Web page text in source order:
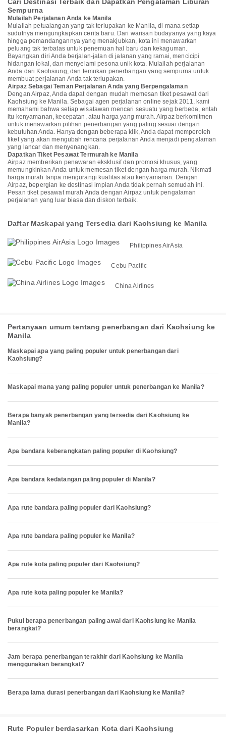
Sempurna
Mulailah Perjalanan Anda ke Manila
Mulailah petualangan yang tak terlupakan ke Manila, di mana setiap
sudutnya mengungkapkan cerita baru. Dari warisan budayanya yang kaya
hingga pemandangannya yang menakjubkan, kota ini menawarkan
peluang tak terbatas untuk penemuan hal baru dan kekaguman.
Bayangkan diri Anda berjalan-jalan di jalanan yang ramai, mencicipi
hidangan lokal, dan menyelami pesona unik kota. Mulailah perjalanan
Anda dari Kaohsiung, dan temukan penerbangan yang sempurna untuk
membuat perjalanan Anda tak terlupakan.
Airpaz Sebagai Teman Perjalanan Anda yang Berpengalaman
Dengan Airpaz, Anda dapat dengan mudah memesan tiket pesawat dari
Kaohsiung ke Manila. Sebagai agen perjalanan online sejak 2011, kami
memahami bahwa setiap wisatawan mencari sesuatu yang berbeda, entah
itu kenyamanan, kecepatan, atau harga yang murah. Airpaz berkomitmen
untuk menawarkan pilihan penerbangan yang paling sesuai dengan
kebutuhan Anda. Hanya dengan beberapa klik, Anda dapat memperoleh
tiket yang akan mengubah rencana perjalanan Anda menjadi pengalaman
yang lancar dan menyenangkan.
Dapatkan Tiket Pesawat Termurah ke Manila
Airpaz memberikan penawaran eksklusif dan promosi khusus, yang
memungkinkan Anda untuk memesan tiket dengan harga murah. Nikmati
harga murah tanpa mengurangi kualitas atau kenyamanan. Dengan
Airpaz, bepergian ke destinasi impian Anda tidak pernah semudah ini.
Pesan tiket pesawat murah Anda dengan Airpaz untuk pengalaman
perjalanan yang luar biasa dan diskon terbaik.
Daftar Maskapai yang Tersedia dari Kaohsiung ke Manila
Philippines AirAsia
Cebu Pacific
China Airlines
Pertanyaan umum tentang penerbangan dari Kaohsiung ke
Manila
Maskapai apa yang paling populer untuk penerbangan dari
Kaohsiung?
Maskapai mana yang paling populer untuk penerbangan ke Manila?
Berapa banyak penerbangan yang tersedia dari Kaohsiung ke
Manila?
Apa bandara keberangkatan paling populer di Kaohsiung?
Apa bandara kedatangan paling populer di Manila?
Apa rute bandara paling populer dari Kaohsiung?
Apa rute bandara paling populer ke Manila?
Apa rute kota paling populer dari Kaohsiung?
Apa rute kota paling populer ke Manila?
Pukul berapa penerbangan paling awal dari Kaohsiung ke Manila
berangkat?
Jam berapa penerbangan terakhir dari Kaohsiung ke Manila
menggunakan berangkat?
Berapa lama durasi penerbangan dari Kaohsiung ke Manila?
Rute Populer berdasarkan Kota dari Kaohsiung